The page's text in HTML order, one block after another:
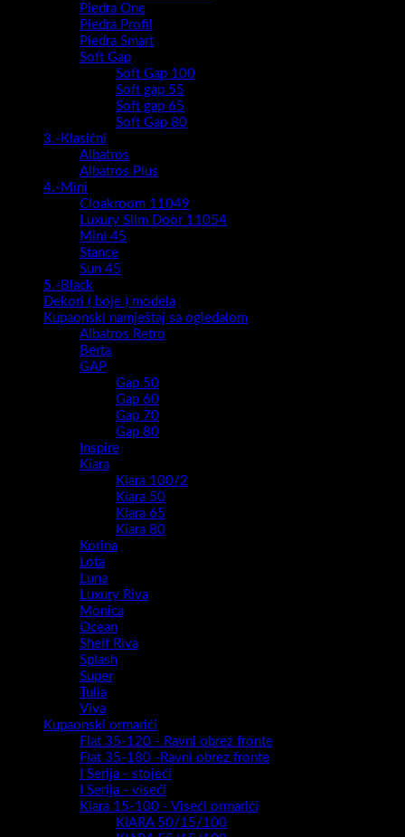
Piedra One
Piedra Profil
Piedra Smart
Soft Gap
Soft Gap 100
Soft gap 55
Soft gap 65
Soft Gap 80
3.-Klasični
Albatros
Albatros Plus
4.-Mini
Cloakroom 11049
Luxury Slim Door 11054
Mini 45
Stance
Sun 45
5.-Black
Dekori ( boje ) modela
Kupaonski namještaj sa ogledalom
Albatros Retro
Berta
GAP
Gap 50
Gap 60
Gap 70
Gap 80
Inspire
Kiara
Kiara 100/2
Kiara 50
Kiara 65
Kiara 80
Korina
Lota
Luna
Luxury Riva
Monica
Ocean
Shelf Riva
Splash
Super
Tulia
Viva
Kupaonski ormarići
Flat 35-120 - Ravni obrez fronte
Flat 35-180 -Ravni obrez fronte
I Serija - stojeći
I Serija - viseći
Kiara 15-100 - Viseći ormarići
KIARA 50/15/100